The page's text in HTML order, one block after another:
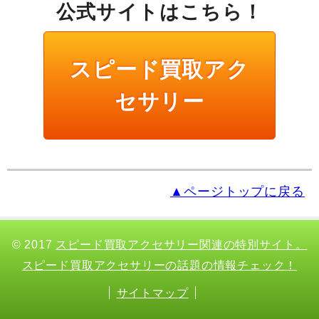
公式サイトはこちら！
スピード買取アク
セサリー
▲ページトップに戻る
© 2017 スピード買取アクセサリー関連の特別サイト。
スピード買取アクセサリーの話題の情報チェック！
サイトマップ